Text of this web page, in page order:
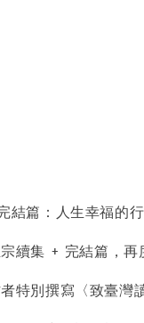
結篇：人生幸福的
續集 + 完結篇，再
特別撰寫〈致臺灣